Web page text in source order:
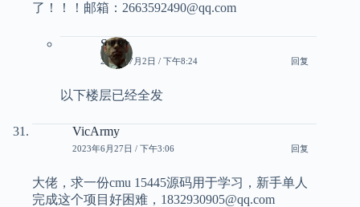
了！！！邮箱：2663592490@qq.com
Smith
2023年7月2日 / 下午8:24 回复
以下楼层已经全发
VicArmy
2023年6月27日 / 下午3:06 回复
大佬，求一份cmu 15445源码用于学习，新手单人
完成这个项目好困难，1832930905@qq.com